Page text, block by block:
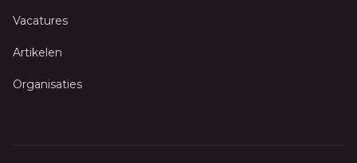
Vacatures
Artikelen
Organisaties